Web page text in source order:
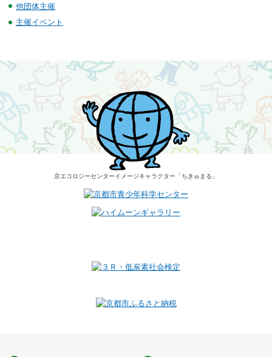
他団体主催
主催イベント
京エコロジーセンターイメージキャラクター 「ちきゅまる」